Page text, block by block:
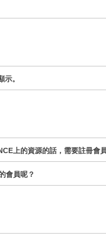
。
上的資源的話，需要註冊會
會員呢？